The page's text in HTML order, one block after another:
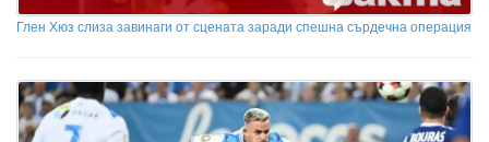
Глен Хюз слиза завинаги от сцената заради спешна сърдечна операция